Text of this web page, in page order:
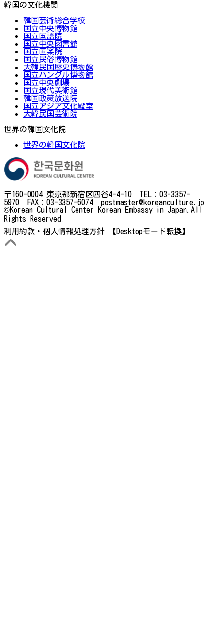
韓国の文化機関
韓国芸術総合学校
国立中央博物館
国立国語院
国立中央図書館
国立国楽院
国立民俗博物館
大韓民国歴史博物館
国立ハングル博物館
国立中央劇場
国立現代美術館
韓国政策放送院
国立アジア文化殿堂
大韓民国芸術院
世界の韓国文化院
世界の韓国文化院
〒160-0004 東京都新宿区四谷4-4-10 TEL：03-3357-
5970 FAX：03-3357-6074 postmaster@koreanculture.jp
©Korean Cultural Center Korean Embassy in Japan.All
Rights Reserved.
利用約款・個人情報処理方針
【Desktopモード転換】